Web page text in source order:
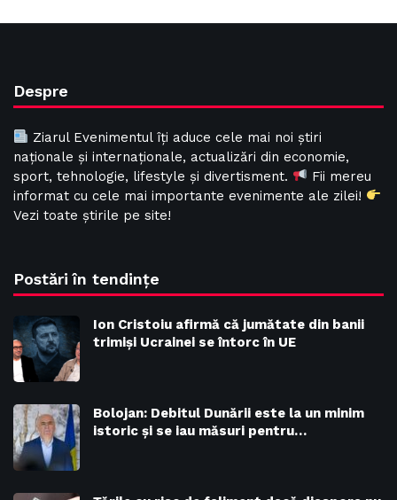
Despre
Ziarul Evenimentul îți aduce cele mai noi știri
naționale și internaționale, actualizări din economie,
sport, tehnologie, lifestyle și divertisment.
Fii mereu
informat cu cele mai importante evenimente ale zilei!
Vezi toate știrile pe site!
Postări în tendințe
Ion Cristoiu afirmă că jumătate din banii
trimiși Ucrainei se întorc în UE
Bolojan: Debitul Dunării este la un minim
istoric și se iau măsuri pentru…